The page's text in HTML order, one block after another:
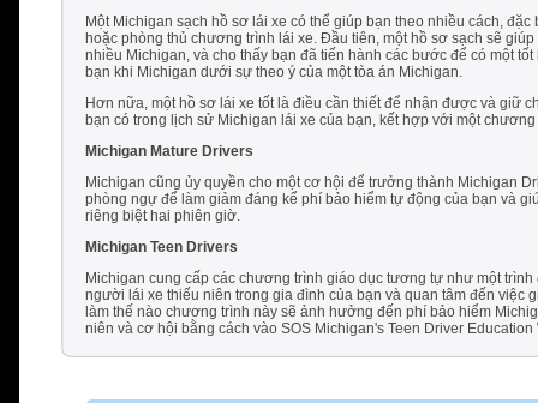
Một Michigan sạch hồ sơ lái xe có thể giúp bạn theo nhiều cách,
hoặc phòng thủ chương trình lái xe. Đầu tiên, một hồ sơ sạch sẽ
nhiều Michigan, và cho thấy bạn đã tiến hành các bước để có một
bạn khi Michigan dưới sự theo ý của một tòa án Michigan.
Hơn nữa, một hồ sơ lái xe tốt là điều cần thiết để nhận được và giữ
bạn có trong lịch sử Michigan lái xe của bạn, kết hợp với một
Michigan Mature Drivers
Michigan cũng ủy quyền cho một cơ hội để trưởng thành Michigan
phòng ngự để làm giảm đáng kể phí bảo hiểm tự động của bạn và
riêng biệt hai phiên giờ.
Michigan Teen Drivers
Michigan cung cấp các chương trình giáo dục tương tự như một
người lái xe thiếu niên trong gia đình của bạn và quan tâm đến việc
làm thế nào chương trình này sẽ ảnh hưởng đến phí bảo hiểm
niên và cơ hội bằng cách vào SOS Michigan's Teen Driver Education